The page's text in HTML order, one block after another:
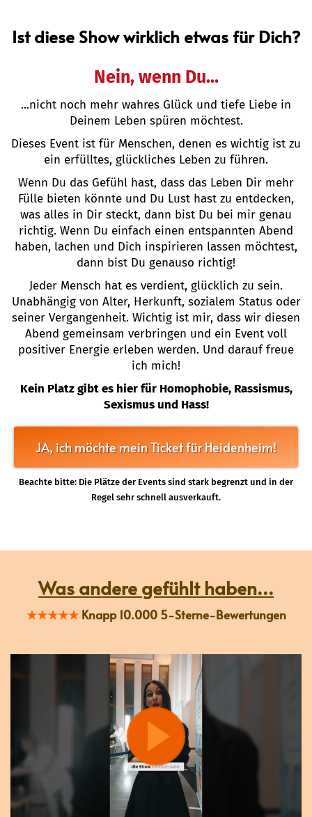
Ist diese Show wirklich etwas für Dich?
Nein, wenn Du...
...nicht noch mehr wahres Glück und tiefe Liebe in
Deinem Leben spüren möchtest.
Dieses Event ist für Menschen, denen es wichtig ist zu
ein erfülltes, glückliches Leben zu führen.
Wenn Du das Gefühl hast, dass das Leben Dir mehr
Fülle bieten könnte und Du Lust hast zu entdecken,
was alles in Dir steckt, dann bist Du bei mir genau
richtig. Wenn Du einfach einen entspannten Abend
haben, lachen und Dich inspirieren lassen möchtest,
dann bist Du genauso richtig!
Jeder Mensch hat es verdient, glücklich zu sein.
Unabhängig von Alter, Herkunft, sozialem Status oder
seiner Vergangenheit. Wichtig ist mir, dass wir diesen
Abend gemeinsam verbringen und ein Event voll
positiver Energie erleben werden. Und darauf freue
ich mich!
Kein Platz gibt es hier für Homophobie, Rassismus,
Sexismus und Hass!
JA, ich möchte mein Ticket für Heidenheim!
Beachte bitte: Die Plätze der Events sind stark begrenzt und in der
Regel sehr schnell ausverkauft.
Was andere gefühlt haben...
★★★★★Knapp 10.000 5-Sterne-Bewertungen